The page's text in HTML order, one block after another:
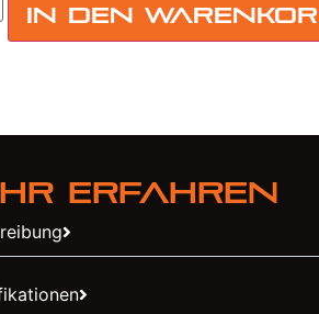
In den
erfahren